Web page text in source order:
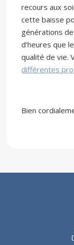
recours aux
cette baisse
générations
d’heures que
qualité de vie.
différentes
Bien